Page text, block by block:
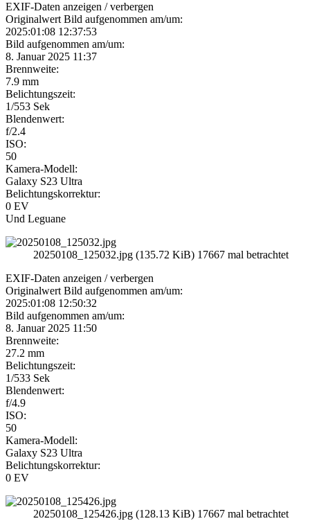
EXIF-Daten anzeigen / verbergen
Originalwert Bild aufgenommen am/um:
2025:01:08 12:37:53
Bild aufgenommen am/um:
8. Januar 2025 11:37
Brennweite:
7.9 mm
Belichtungszeit:
1/553 Sek
Blendenwert:
f/2.4
ISO:
50
Kamera-Modell:
Galaxy S23 Ultra
Belichtungskorrektur:
0 EV
Und Leguane
20250108_125032.jpg (135.72 KiB) 17667 mal betrachtet
EXIF-Daten anzeigen / verbergen
Originalwert Bild aufgenommen am/um:
2025:01:08 12:50:32
Bild aufgenommen am/um:
8. Januar 2025 11:50
Brennweite:
27.2 mm
Belichtungszeit:
1/533 Sek
Blendenwert:
f/4.9
ISO:
50
Kamera-Modell:
Galaxy S23 Ultra
Belichtungskorrektur:
0 EV
20250108_125426.jpg (128.13 KiB) 17667 mal betrachtet